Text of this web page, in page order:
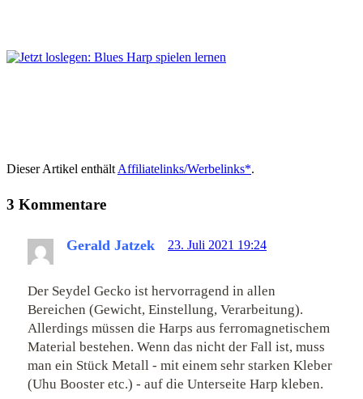
Dieser Artikel enthält Affiliatelinks/Werbelinks*.
3 Kommentare
Gerald Jatzek 23. Juli 2021 19:24
Der Seydel Gecko ist hervorragend in allen
Bereichen (Gewicht, Einstellung, Verarbeitung).
Allerdings müssen die Harps aus ferromagnetischem
Material bestehen. Wenn das nicht der Fall ist, muss
man ein Stück Metall - mit einem sehr starken Kleber
(Uhu Booster etc.) - auf die Unterseite Harp kleben.